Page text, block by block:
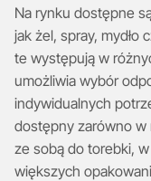
Na rynku dostępne
jak żel, spray, mydło
te występują w
umożliwia wybór
indywidualnych
dostępny zarówno w
ze sobą do torebki,
większych